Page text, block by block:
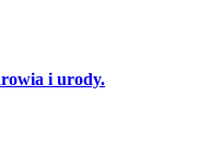
i urody.